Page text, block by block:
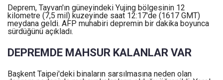
Deprem, Tayvan'ın güneyindeki Yujing bölgesinin 12
kilometre (7,5 mil) kuzeyinde saat 12:17'de (1617 GMT)
meydana geldi. AFP muhabiri depremin bir dakika boyunca
sürdüğünü açıkladı.
DEPREMDE MAHSUR KALANLAR VAR
Başkent Taipei'deki binaların sarsılmasına neden olan